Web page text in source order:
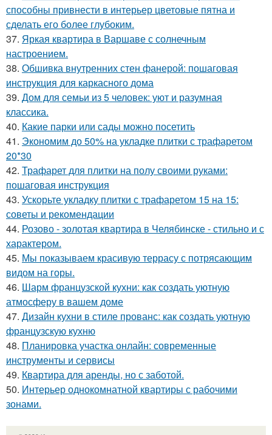
способны привнести в интерьер цветовые пятна и
сделать его более глубоким.
37. Яркая квартира в Варшаве с солнечным
настроением.
38. Обшивка внутренних стен фанерой: пошаговая
инструкция для каркасного дома
39. Дом для семьи из 5 человек: уют и разумная
классика.
40. Какие парки или сады можно посетить
41. Экономим до 50% на укладке плитки с трафаретом
20*30
42. Трафарет для плитки на полу своими руками:
пошаговая инструкция
43. Ускорьте укладку плитки с трафаретом 15 на 15:
советы и рекомендации
44. Розово - золотая квартира в Челябинске - стильно и с
характером.
45. Мы показываем красивую террасу с потрясающим
видом на горы.
46. Шарм французской кухни: как создать уютную
атмосферу в вашем доме
47. Дизайн кухни в стиле прованс: как создать уютную
французскую кухню
48. Планировка участка онлайн: современные
инструменты и сервисы
49. Квартира для аренды, но с заботой.
50. Интерьер однокомнатной квартиры с рабочими
зонами.